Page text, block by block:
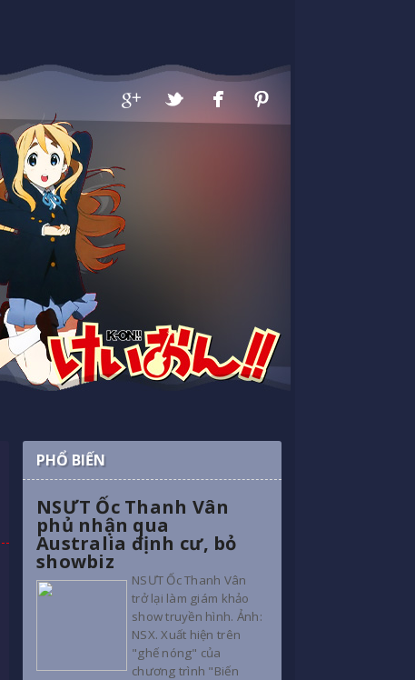
PHỔ BIẾN
NSƯT Ốc Thanh Vân
phủ nhận qua
Australia định cư, bỏ
showbiz
NSƯT Ốc Thanh Vân
trở lại làm giám khảo
show truyền hình. Ảnh:
NSX. Xuất hiện trên
"ghế nóng" của
chương trình "Biến